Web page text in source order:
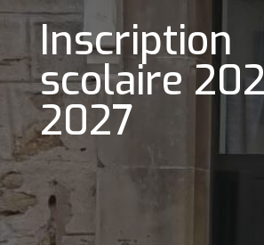
Inscription
scolaire
2027